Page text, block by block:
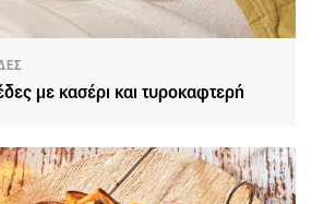
με κασέρι και τυροκαφτερή